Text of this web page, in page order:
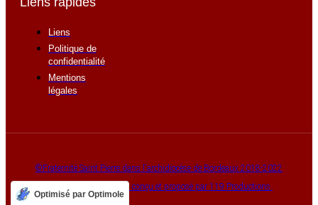
Liens
Politique de
confidentialité
Mentions
légales
©Fraternité Saint Pierre dans l'archidiocèse de Bordeaux 2018-2022
Maparoissesurinternet, conçu et proposé par 119 Productions.
Optimisé par Optimole